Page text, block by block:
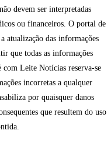
devem ser interpretadas
ou financeiros. O portal de
atualização das informações
que todas as informações
com Leite Notícias reserva-se
incorretas a qualquer
por quaisquer danos
que resultem do uso